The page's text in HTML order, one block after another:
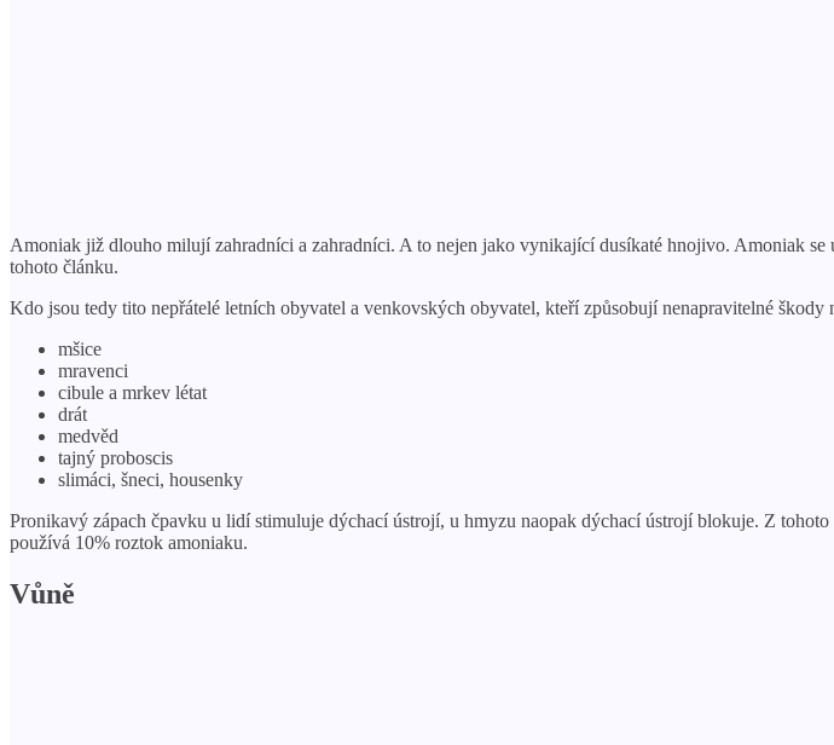
Amoniak již dlouho milují zahradníci a zahradníci. A to nejen jako vynikající dusíkaté hnojivo. Amoniak
tohoto článku.
Kdo jsou tedy tito nepřátelé letních obyvatel a venkovských obyvatel, kteří způsobují nenapravitelné
mšice
mravenci
cibule a mrkev létat
drát
medvěd
tajný proboscis
slimáci, šneci, housenky
Pronikavý zápach čpavku u lidí stimuluje dýchací ústrojí, u hmyzu naopak dýchací ústrojí blokuje. Z
používá 10% roztok amoniaku.
Vůně